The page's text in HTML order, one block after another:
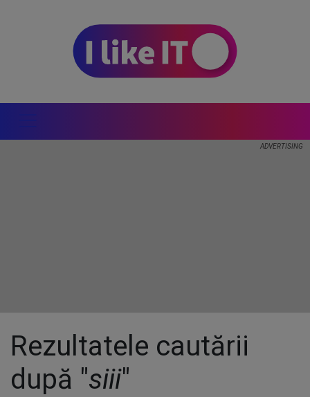
Rezultatele cautării
după "siii"